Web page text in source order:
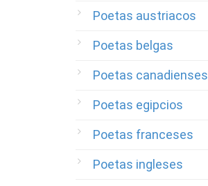
Poetas austriacos
Poetas belgas
Poetas canadienses
Poetas egipcios
Poetas franceses
Poetas ingleses